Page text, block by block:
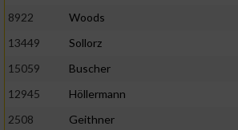
8922
Woods
13449
Sollorz
15059
Buscher
12945
Höllermann
2508
Geithner